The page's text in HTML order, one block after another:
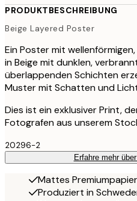
PRODUKTBESCHREIBUNG
Beige Layered Poster
Ein Poster mit
in Beige mit dunklen,
überlappenden Schichten
Muster mit Schatten und
Dies ist ein exklusiver Print,
Fotografen aus unserem
20296-2
Erfahre mehr
Mattes Premiumpapier
Produziert in